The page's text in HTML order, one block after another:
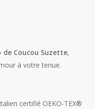
de Coucou Suzette,
à votre tenue.
certifié OEKO-TEX®️